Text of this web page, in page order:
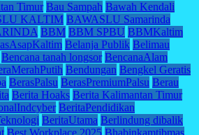
Timur Bau Sampah Bawah Kendali
KALTIM BAWASLU Samarinda
BBM BBM SPBU BBMKaltim
Belanja Publik Belimau
Bencana tanah longsor BencanaAlam
Bendungan Bengkel Geratis
BerasPalsu BerasPremiumPalsu Berau
Berita Hoaks Berita Kalimantan Timur
BeritaPendidikan
BeritaUtama Berlindung dibalik